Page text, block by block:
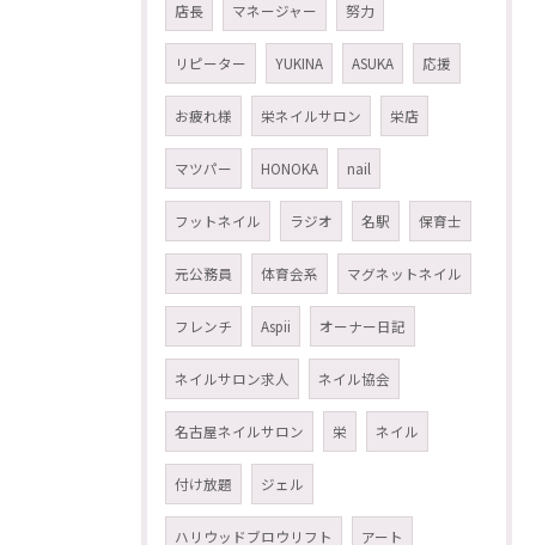
店長 マネージャー 努力
リピーター YUKINA ASUKA 応援
お疲れ様 栄ネイルサロン 栄店
マツパー HONOKA nail
フットネイル ラジオ 名駅 保育士
元公務員 体育会系 マグネットネイル
フレンチ Aspii オーナー日記
ネイルサロン求人 ネイル協会
名古屋ネイルサロン 栄 ネイル
付け放題 ジェル
ハリウッドブロウリフト アート